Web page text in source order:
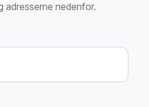
adresserne nedenfor.